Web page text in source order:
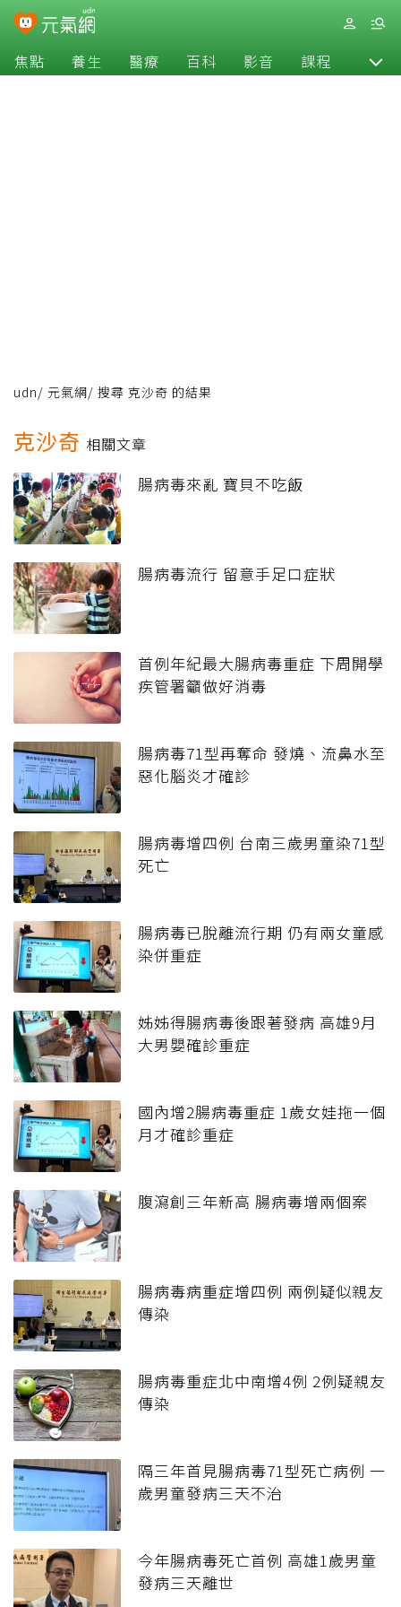
焦點 養生 醫療 百科 影音 課程 退休
udn/ 元氣網/ 搜尋 克沙奇 的結果
克沙奇 相關文章
腸病毒來亂 寶貝不吃飯
腸病毒流行 留意手足口症狀
首例年紀最大腸病毒重症 下周開學
疾管署籲做好消毒
腸病毒71型再奪命 發燒、流鼻水至
惡化腦炎才確診
腸病毒增四例 台南三歲男童染71型
死亡
腸病毒已脫離流行期 仍有兩女童感
染併重症
姊姊得腸病毒後跟著發病 高雄9月
大男嬰確診重症
國內增2腸病毒重症 1歲女娃拖一個
月才確診重症
腹瀉創三年新高 腸病毒增兩個案
腸病毒病重症增四例 兩例疑似親友
傳染
腸病毒重症北中南增4例 2例疑親友
傳染
隔三年首見腸病毒71型死亡病例 一
歲男童發病三天不治
今年腸病毒死亡首例 高雄1歲男童
發病三天離世